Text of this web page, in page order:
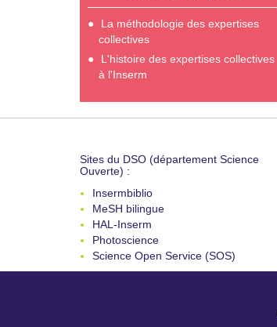
La méthodologie des expertises
collectives
L'histoire des expertises collectives
à l'Inserm
Sites du DSO (département Science
Ouverte) :
Insermbiblio
MeSH bilingue
HAL-Inserm
Photoscience
Science Open Service (SOS)